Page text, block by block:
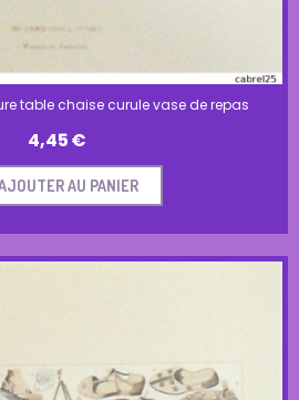
table chaise curule vase de repas
4,45€
AU PANIER